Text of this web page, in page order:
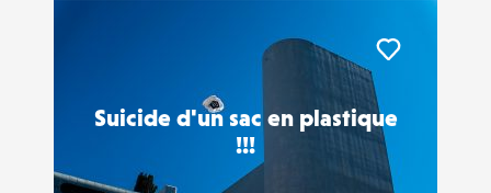
Suicide d'un sac en plastique
!!!